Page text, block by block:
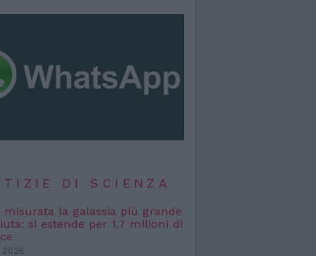
DI SCIENZA
misurata la galassia più grande
si estende per 1,7 milioni di